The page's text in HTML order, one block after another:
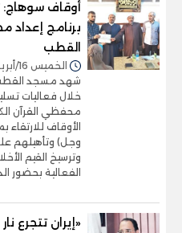
أوقاف سوهاج:
برنامج إعداد
القطب
الخميس 16/أبريل/2026 - 09:52 م
شهد مسجد القطب
خلال فعاليات
محفظي القرآن
الأوقاف
وجل) وتأهيلهم
وترسيخ القيم
الفعالية بحضور
«إيران تتجرع